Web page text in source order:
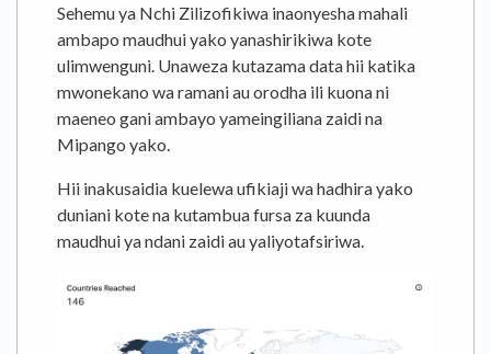
Sehemu ya Nchi Zilizofikiwa inaonyesha mahali
ambapo maudhui yako yanashirikiwa kote
ulimwenguni. Unaweza kutazama data hii katika
mwonekano wa ramani au orodha ili kuona ni
maeneo gani ambayo yameingiliana zaidi na
Mipango yako.
Hii inakusaidia kuelewa ufikiaji wa hadhira yako
duniani kote na kutambua fursa za kuunda
maudhui ya ndani zaidi au yaliyotafsiriwa.